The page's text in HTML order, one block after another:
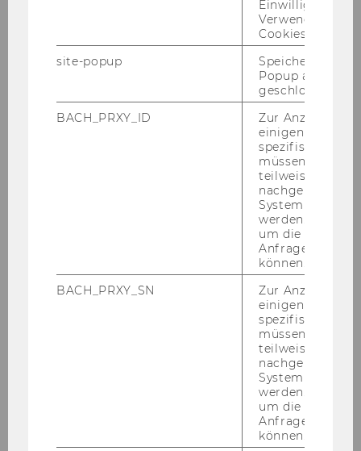
Einwilligung zur
Verwendung von
Cookies.
site-popup
Speichert ob ein
Popup
geschlossen
BACH_PRXY_ID
Zur Anzeige von
einigen WU-
spezifischen
müssen
teilweise von
nachgelagerten
System
werden.
um die Antwort
Anfrage
können.
BACH_PRXY_SN
Zur Anzeige von
einigen WU-
spezifischen
müssen
teilweise von
nachgelagerten
System
werden.
um die Antwort
Anfrage
können.